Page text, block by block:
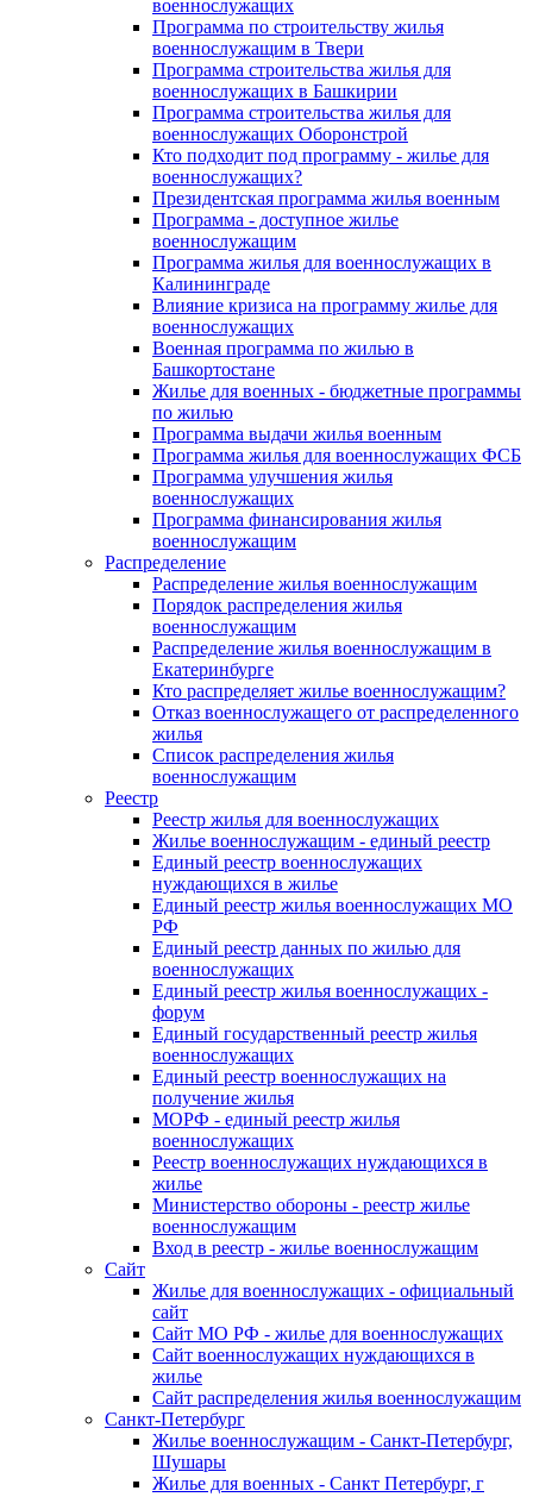
военнослужащих
Программа по строительству жилья
военнослужащим в Твери
Программа строительства жилья для
военнослужащих в Башкирии
Программа строительства жилья для
военнослужащих Оборонстрой
Кто подходит под программу - жилье для
военнослужащих?
Президентская программа жилья военным
Программа - доступное жилье
военнослужащим
Программа жилья для военнослужащих в
Калининграде
Влияние кризиса на программу жилье для
военнослужащих
Военная программа по жилью в
Башкортостане
Жилье для военных - бюджетные программы
по жилью
Программа выдачи жилья военным
Программа жилья для военнослужащих ФСБ
Программа улучшения жилья
военнослужащих
Программа финансирования жилья
военнослужащим
Распределение
Распределение жилья военнослужащим
Порядок распределения жилья
военнослужащим
Распределение жилья военнослужащим в
Екатеринбурге
Кто распределяет жилье военнослужащим?
Отказ военнослужащего от распределенного
жилья
Список распределения жилья
военнослужащим
Реестр
Реестр жилья для военнослужащих
Жилье военнослужащим - единый реестр
Единый реестр военнослужащих
нуждающихся в жилье
Единый реестр жилья военнослужащих МО
РФ
Единый реестр данных по жилью для
военнослужащих
Единый реестр жилья военнослужащих -
форум
Единый государственный реестр жилья
военнослужащих
Единый реестр военнослужащих на
получение жилья
МОРФ - единый реестр жилья
военнослужащих
Реестр военнослужащих нуждающихся в
жилье
Министерство обороны - реестр жилье
военнослужащим
Вход в реестр - жилье военнослужащим
Сайт
Жилье для военнослужащих - официальный
сайт
Сайт МО РФ - жилье для военнослужащих
Сайт военнослужащих нуждающихся в
жилье
Сайт распределения жилья военнослужащим
Санкт-Петербург
Жилье военнослужащим - Санкт-Петербург,
Шушары
Жилье для военных - Санкт Петербург, г